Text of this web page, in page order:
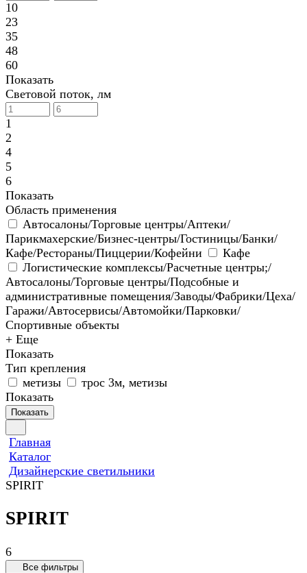
10
23
35
48
60
Показать
Световой поток, лм
1
2
4
5
6
Показать
Область применения
Автосалоны/Торговые центры/Аптеки/
Парикмахерские/Бизнес-центры/Гостиницы/Банки/
Кафе/Рестораны/Пиццерии/Кофейни
Кафе
Логистические комплексы/Расчетные центры;/
Автосалоны/Торговые центры/Подсобные и
административные помещения/Заводы/Фабрики/Цеха/
Гаражи/Автосервисы/Автомойки/Парковки/
Спортивные объекты
+ Еще
Показать
Тип крепления
метизы
трос 3м, метизы
Показать
Показать
Главная
Каталог
Дизайнерские светильники
SPIRIT
SPIRIT
6
Все фильтры